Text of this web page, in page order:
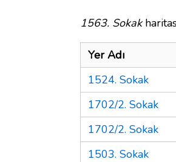
1563. Sokak
Yer Adı
1524. Sokak
1702/2. Sokak
1702/2. Sokak
1503. Sokak